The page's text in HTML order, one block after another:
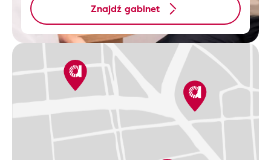
Znajdź gabinet